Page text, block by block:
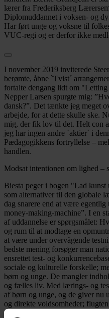
lærer fra Frederiksberg
Diplomuddannet i voksen- og
Har ført unge og voksne til
VUC-regi og er derfor ikke
I november 2019 inviterede
berømte, åbne `Tvist´
fortalte dengang lidt om
Nepper Larsen spurgte mig:
dansk?”. Det tænkte jeg meget
arbejde, for at dette skulle ske.
mig, der fik lov til det. Helt con
jeg har ingen andre ´aktier´ i
Pædagogikkens fortryllelse –
handlen.
Modsat intentionen om lighed –
Biesta peger i bogen "Lad
som alternativer til den globale
dag snarere end at være egentlig
money-making-machine”. I en
af uddannelse er spørgsmålet:
og rum til at modtage en
at være under overvågende
bedste mening forsøger man
ensrettet test- og
sociale og kulturelle forskelle;
børn og unge. De mangler
og fælles liv. Med lærings- og
af børn og unge, og de giver nu
og direkte voldsomheder;
at stige.